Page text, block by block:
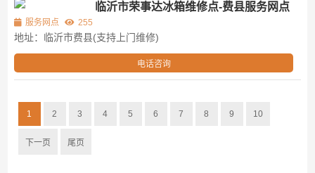
临沂市荣事达冰箱维修点-费县服务网点
服务网点 255
地址：临沂市费县(支持上门维修)
电话咨询
1 2 3 4 5 6 7 8 9 10
下一页 尾页